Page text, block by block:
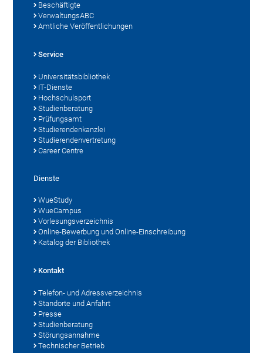
Beschäftigte
VerwaltungsABC
Amtliche Veröffentlichungen
Service
Universitätsbibliothek
IT-Dienste
Hochschulsport
Studienberatung
Prüfungsamt
Studierendenkanzlei
Studierendenvertretung
Career Centre
Dienste
WueStudy
WueCampus
Vorlesungsverzeichnis
Online-Bewerbung und Online-Einschreibung
Katalog der Bibliothek
Kontakt
Telefon- und Adressverzeichnis
Standorte und Anfahrt
Presse
Studienberatung
Störungsannahme
Technischer Betrieb